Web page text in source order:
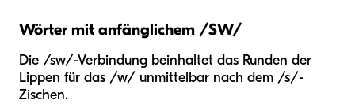
Wörter mit anfänglichem /SW/
Die /sw/-Verbindung beinhaltet das Runden der
Lippen für das /w/ unmittelbar nach dem /s/-
Zischen.